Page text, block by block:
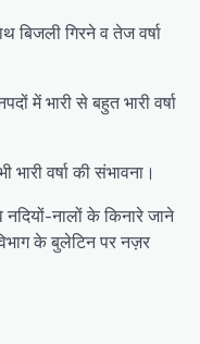
गिरने व तेज वर्षा
में भारी से बहुत भारी वर्षा
भारी वर्षा की संभावना।
नालों के किनारे जाने
के बुलेटिन पर नज़र